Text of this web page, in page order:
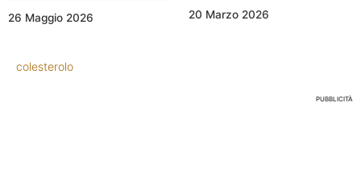
26 Maggio 2026 20 Marzo 2026
colesterolo
PUBBLICITÀ